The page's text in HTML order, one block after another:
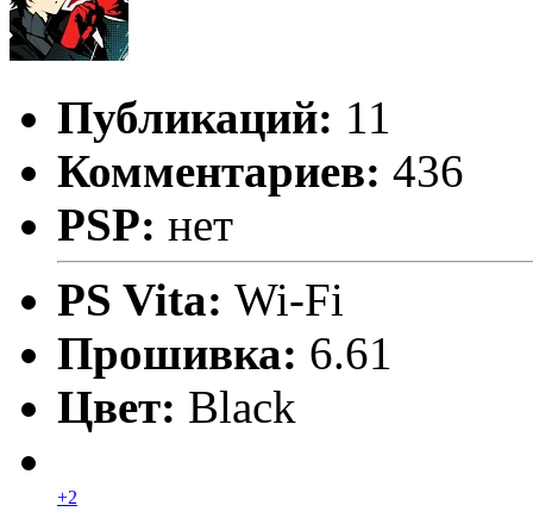
Публикаций: 11
Комментариев: 436
PSP: нет
PS Vita: Wi-Fi
Прошивка: 6.61
Цвет: Black
+2